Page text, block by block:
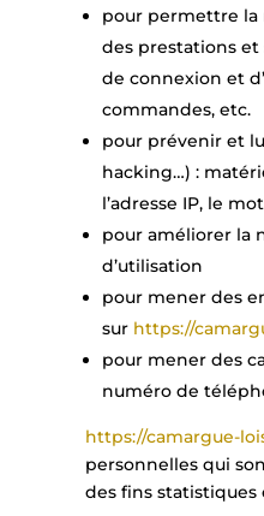
pour permettre la
des prestations et
de connexion et
commandes, etc.
pour prévenir et
hacking…) :
l’adresse IP, le
pour améliorer la
d’utilisation
pour mener des
sur https://
pour mener des
numéro de
https://camargue-
personnelles qui
des fins statistiques